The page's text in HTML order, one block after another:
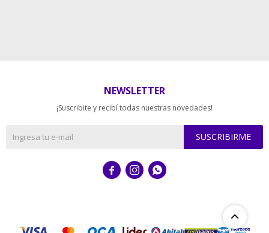
NEWSLETTER
¡Suscribite y recibí todas nuestras novedades!
SUSCRIBIRME
  